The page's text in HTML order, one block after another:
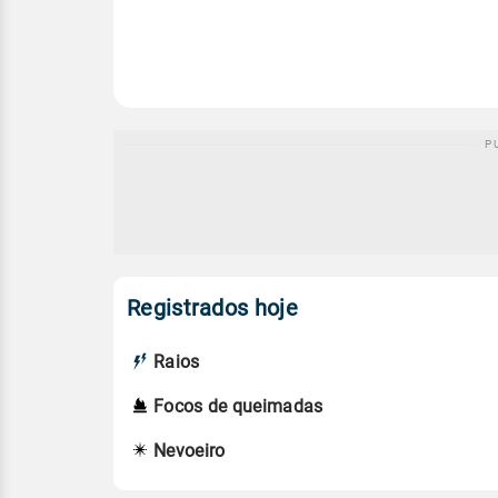
Registrados hoje
Raios
Focos de queimadas
Nevoeiro